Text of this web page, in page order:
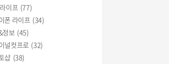
이프 (77)
폰 라이프 (34)
정보 (45)
널컷프로 (32)
샵 (38)